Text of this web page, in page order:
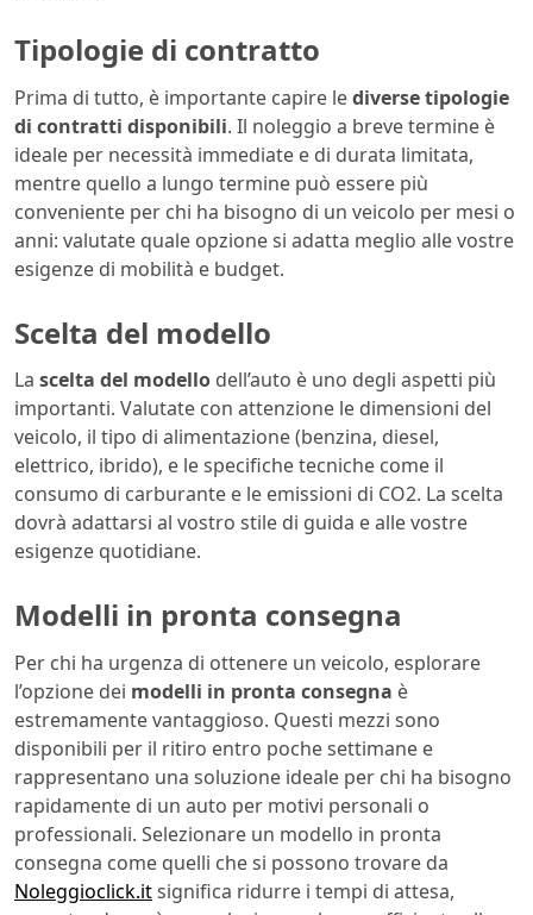
Tipologie di contratto
Prima di tutto, è importante capire lediverse tipologie
di contratti disponibili. Il noleggio a breve termine è
ideale per necessità immediate e di durata limitata,
mentre quello a lungo termine può essere più
conveniente per chi ha bisogno di un veicolo per mesi o
anni: valutate quale opzione si adatta meglio alle vostre
esigenze di mobilità e budget.
Scelta del modello
La scelta del modello dell’auto è uno degli aspetti più
importanti. Valutate con attenzione le dimensioni del
veicolo, il tipo di alimentazione (benzina, diesel,
elettrico, ibrido), e le specifiche tecniche come il
consumo di carburante e le emissioni di CO2. La scelta
dovrà adattarsi al vostro stile di guida e alle vostre
esigenze quotidiane.
Modelli in pronta consegna
Per chi ha urgenza di ottenere un veicolo, esplorare
l’opzione dei modelli in pronta consegna è
estremamente vantaggioso. Questi mezzi sono
disponibili per il ritiro entro poche settimane e
rappresentano una soluzione ideale per chi ha bisogno
rapidamente di un auto per motivi personali o
professionali. Selezionare un modello in pronta
consegna come quelli che si possono trovare da
Noleggioclick.itsignifica ridurre i tempi di attesa,